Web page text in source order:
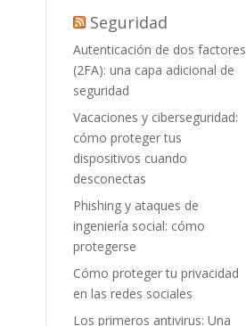
Seguridad
Autenticación de dos factores
(2FA): una capa adicional de
seguridad
Vacaciones y ciberseguridad:
cómo proteger tus
dispositivos cuando
desconectas
Phishing y ataques de
ingeniería social: cómo
protegerse
Cómo proteger tu privacidad
en las redes sociales
Los primeros antivirus: Una